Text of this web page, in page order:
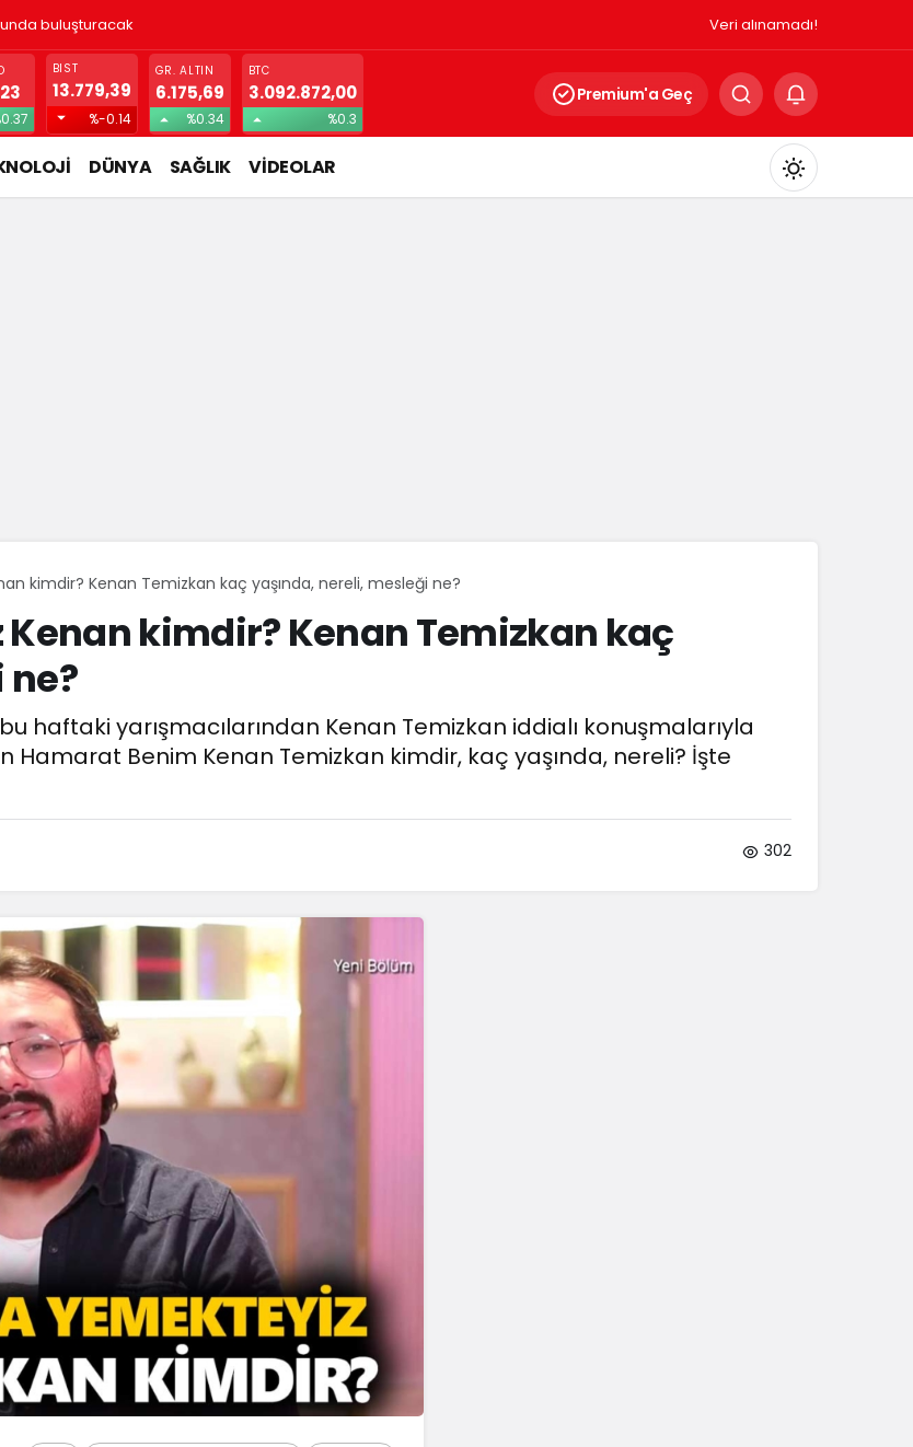
parazit, görme kaybına yol açıyor Veri alınamadı!
BIST
13.779,39
%-0.14
GR. ALTIN
6.175,69
%0.34
BTC
3.092.872,00
%0.3
Premium'a Geç
DÜNYA SAĞLIK VİDEOLAR
Mod
kimdir? Kenan Temizkan kaç yaşında, nereli, mesleği ne?
kimdir? Kenan Temizkan kaç
haftaki yarışmacılarından Kenan Temizkan iddialı konuşmalarıyla
Hamarat Benim Kenan Temizkan kimdir, kaç yaşında, nereli? İşte
302